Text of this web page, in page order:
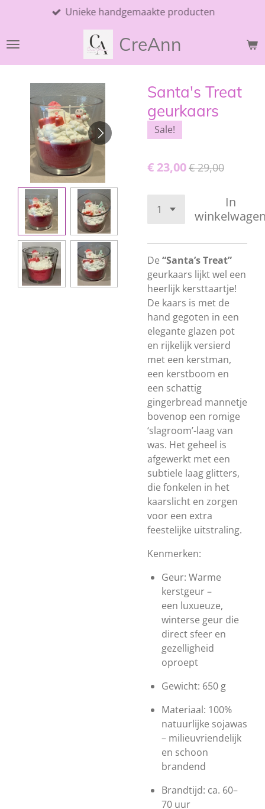
naar
CreAnn
Unieke handgemaakte producten
Santa's Treat
geurkaars
Sale!
€ 23,00€ 29,00
In
De “Santa’s Treat”
geurkaars lijkt wel een
heerlijk kersttaartje!
De kaars is met de
hand gegoten in een
elegante glazen pot
en rijkelijk versierd
met een kerstman,
een kerstboom en
een schattig
gingerbread mannetje
bovenop een romige
‘slagroom’-laag van
was. Het geheel is
afgewerkt met een
subtiele laag glitters,
die fonkelen in het
kaarslicht en zorgen
voor een extra
feestelijke uitstraling.
Kenmerken:
Geur: Warme
kerstgeur –
een luxueuze,
winterse geur die
direct sfeer en
gezelligheid
oproept
Gewicht: 650 g
Materiaal: 100%
natuurlijke sojawas
– milieuvriendelijk
en schoon
brandend
Brandtijd: ca. 60–
70 uur